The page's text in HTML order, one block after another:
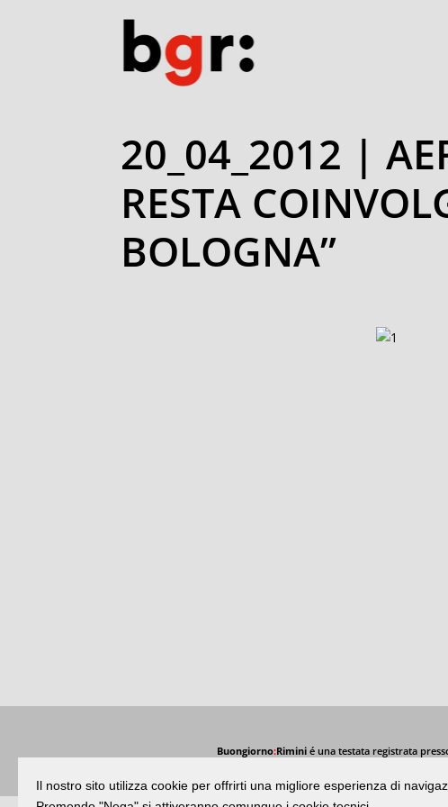
20_04_2012 |
RESTA
BOLOGNA”
Buongiorno:Riminié una testata registrata
Il nostro sito utilizza cookie per offrirti una migliore esperienza di